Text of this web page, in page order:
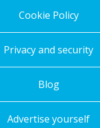
Cookie Policy
Privacy and security
Blog
Advertise yourself